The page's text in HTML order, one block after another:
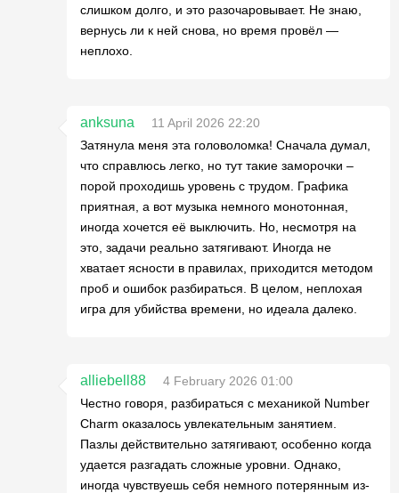
слишком долго, и это разочаровывает. Не знаю,
вернусь ли к ней снова, но время провёл —
неплохо.
anksuna
11 April 2026 22:20
Затянула меня эта головоломка! Сначала думал,
что справлюсь легко, но тут такие заморочки –
порой проходишь уровень с трудом. Графика
приятная, а вот музыка немного монотонная,
иногда хочется её выключить. Но, несмотря на
это, задачи реально затягивают. Иногда не
хватает ясности в правилах, приходится методом
проб и ошибок разбираться. В целом, неплохая
игра для убийства времени, но идеала далеко.
alliebell88
4 February 2026 01:00
Честно говоря, разбираться с механикой Number
Charm оказалось увлекательным занятием.
Пазлы действительно затягивают, особенно когда
удается разгадать сложные уровни. Однако,
иногда чувствуешь себя немного потерянным из-